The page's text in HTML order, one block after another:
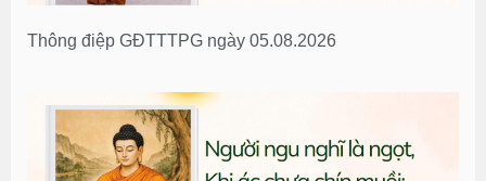
Thông điệp GĐTTTPG ngày 05.08.2026